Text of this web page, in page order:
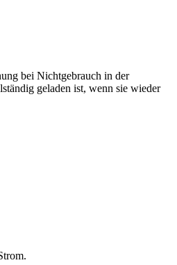
bei Nichtgebrauch in der
geladen ist, wenn sie wieder